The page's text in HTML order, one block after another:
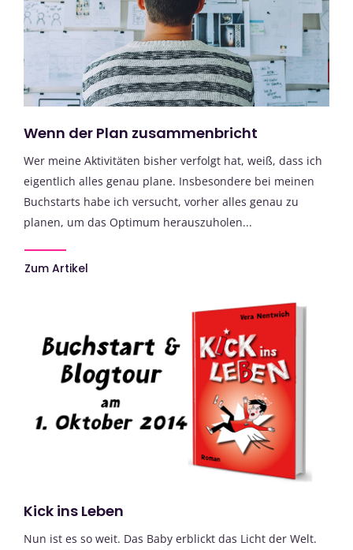
Wenn der Plan zusammenbricht
Wer meine Aktivitäten bisher verfolgt hat, weiß, dass ich
eigentlich alles genau plane. Insbesondere bei meinen
Buchstarts habe ich versucht, vorher alles genau zu
planen, um das Optimum herauszuholen...
Zum Artikel
Kick ins Leben
Nun ist es so weit. Das Baby erblickt das Licht der Welt.